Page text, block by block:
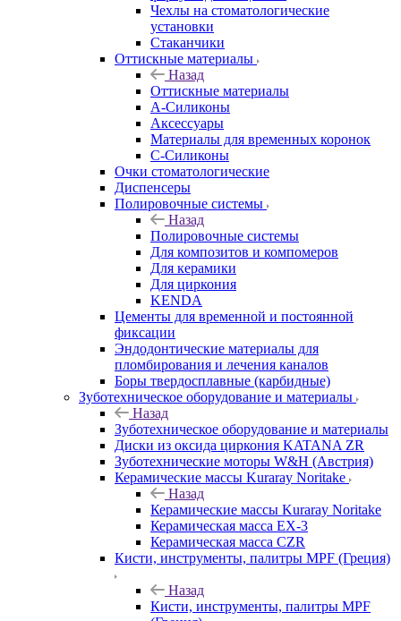
Чехлы на стоматологические
установки
Стаканчики
Оттискные материалы
Назад
Оттискные материалы
А-Силиконы
Аксессуары
Материалы для временных коронок
С-Силиконы
Очки стоматологические
Диспенсеры
Полировочные системы
Назад
Полировочные системы
Для композитов и компомеров
Для керамики
Для циркония
KENDA
Цементы для временной и постоянной
фиксации
Эндодонтические материалы для
пломбирования и лечения каналов
Боры твердосплавные (карбидные)
Зуботехническое оборудование и материалы
Назад
Зуботехническое оборудование и материалы
Диски из оксида циркония KATANA ZR
Зуботехнические моторы W&H (Австрия)
Керамические массы Kuraray Noritake
Назад
Керамические массы Kuraray Noritake
Керамическая масса EX-3
Керамическая масса CZR
Кисти, инструменты, палитры MPF (Греция)
Назад
Кисти, инструменты, палитры MPF